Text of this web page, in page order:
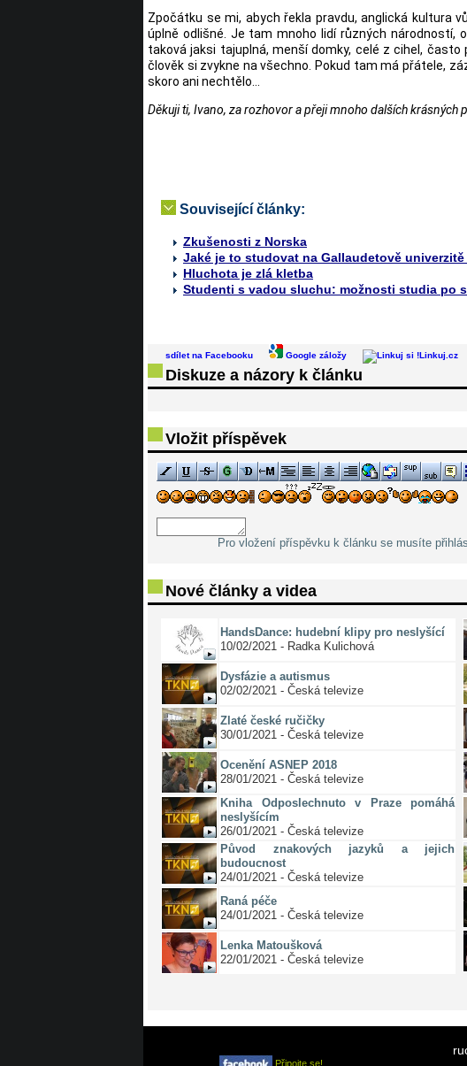
Zpočátku se mi, abych řekla pravdu, anglická kultura
úplně odlišné. Je tam mnoho lidí různých národností,
taková jaksi tajuplná, menší domky, celé z cihel,
člověk si zvykne na všechno. Pokud tam má přátele,
skoro ani nechtělo...
Děkuji ti, Ivano, za rozhovor a přeji mnoho dalších krásných
Související články:
Zkušenosti z Norska
Jaké je to studovat na Gallaudetově univerzitě
Hluchota je zlá kletba
Studenti s vadou sluchu: možnosti studia po
sdílet na Facebooku Google záložy Linkuj.cz
Diskuze a názory k článku
Vložit příspěvek
Pro vložení příspěvku k článku se musíte
Nové články a videa
HandsDance: hudební klipy pro neslyšící
10/02/2021 - Radka Kulichová
Dysfázie a autismus
02/02/2021 - Česká televize
Zlaté české ručičky
30/01/2021 - Česká televize
Ocenění ASNEP 2018
28/01/2021 - Česká televize
Kniha Odposlechnuto v Praze pomáhá
neslyšícím
26/01/2021 - Česká televize
Původ znakových jazyků a jejich
budoucnost
24/01/2021 - Česká televize
Raná péče
24/01/2021 - Česká televize
Lenka Matoušková
22/01/2021 - Česká televize
Připojte se!